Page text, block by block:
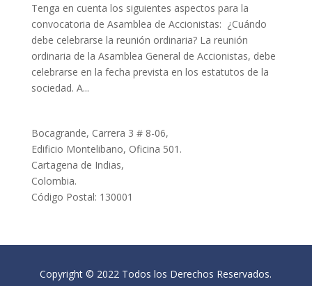
Tenga en cuenta los siguientes aspectos para la
convocatoria de Asamblea de Accionistas: ¿Cuándo
debe celebrarse la reunión ordinaria? La reunión
ordinaria de la Asamblea General de Accionistas, debe
celebrarse en la fecha prevista en los estatutos de la
sociedad. A...
Bocagrande, Carrera 3 # 8-06,
Edificio Montelibano, Oficina 501.
Cartagena de Indias,
Colombia.
Código Postal: 130001
Copyright © 2022 Todos los Derechos Reservados.